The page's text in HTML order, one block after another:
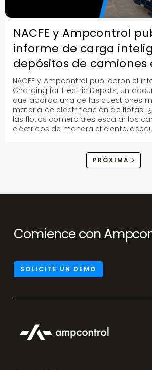
NACFE y Ampcontrol
informe de carga
depósitos de camiones
NACFE y Ampcontrol publicaron el
Charging for Electric Depots, un
que aborda una de las cuestiones
materia de electrificación de flotas:
las flotas comerciales escalar los
eléctricos de manera eficiente,
PRÓXIMA
Comience con
SOLICITE UN DEMO